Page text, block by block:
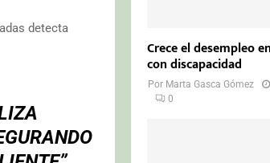
detecta
Crece el desempleo
con discapacidad
Por Marta Gasca Gómez
0